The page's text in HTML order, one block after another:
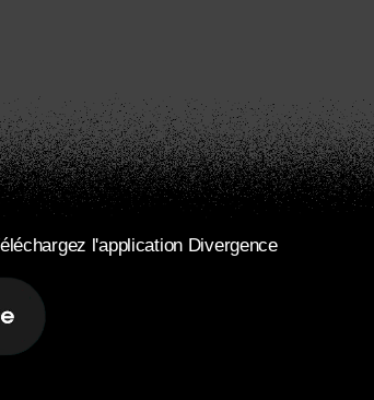
l'application Divergence